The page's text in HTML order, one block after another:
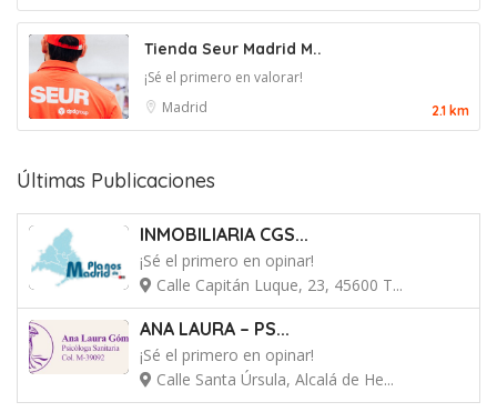
Tienda Seur Madrid M..
¡Sé el primero en valorar!
Madrid
2.1 km
Últimas Publicaciones
INMOBILIARIA CGS...
¡Sé el primero en opinar!
Calle Capitán Luque, 23, 45600 T...
ANA LAURA – PS...
¡Sé el primero en opinar!
Calle Santa Úrsula, Alcalá de He...